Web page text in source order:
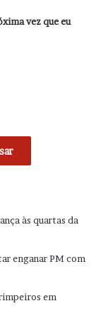
vez que eu
às quartas da
enganar PM com
em